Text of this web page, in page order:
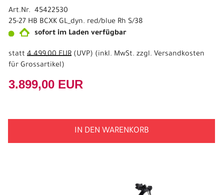
Art.Nr. 45422530
25-27 HB BCXK GL_dyn. red/blue Rh S/38
sofort im Laden verfügbar
statt 4.499,00 EUR (UVP) (inkl. MwSt. zzgl. Versandkosten
für Grossartikel)
3.899,00 EUR
IN DEN WARENKORB